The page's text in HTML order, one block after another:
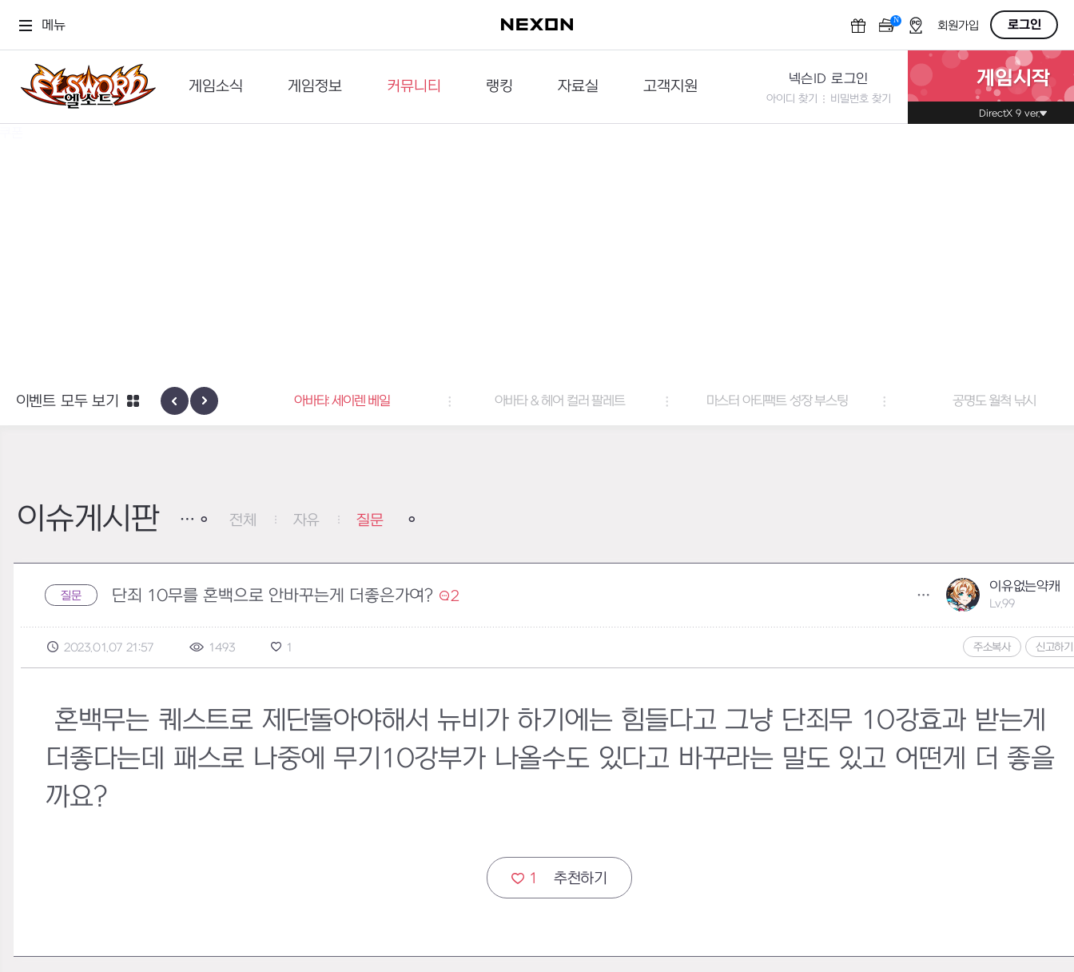
메뉴 N OFF회원가입 로그인
게임소식
공지사항
게임정보
세계관
커뮤니티
이슈게시판
랭킹
던전랭킹
자료실
다운로드
고객지원
문의하기
넥슨ID 로그인
아이디 찾기 비밀번호 찾기
게임시작
DirectX 9 ver.
2026년 엘리오스 여름 랑데부 감사
쿠폰
아바타: 세이렌 베일 아바타 & 헤어 컬러 팔레트 마스터 아티팩트 성장 부스팅 공명도 월척 낚시
이벤트 모두 보기
이슈게시판 전체 자유 질문
질문 단죄 10무를 혼백으로 안바꾸는게 더좋은가여? 2
이유없는약캐
Lv.99
2023.01.07 21:57 1493 1 주소복사 신고하기
혼백무는 퀘스트로 제단돌아야해서 뉴비가 하기에는 힘들다고 그냥 단죄무 10강효과 받는게
더좋다는데 패스로 나중에 무기10강부가 나올수도 있다고 바꾸라는 말도 있고 어떤게 더 좋을
까요?
1 추천하기